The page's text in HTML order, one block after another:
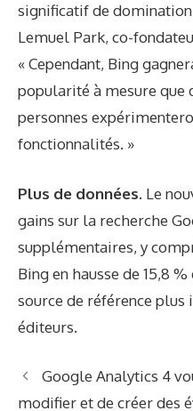
significatif de
Lemuel Park, co-
« Cependant, Bing
popularité à mesure que
personnes
fonctionnalités. »
Plus de données. Le
gains sur la recherche
supplémentaires, y
Bing en hausse de 15,8
source de référence
éditeurs.
Google Analytics 4
modifier et de créer des